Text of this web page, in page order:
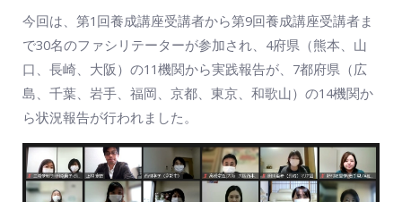
今回は、第1回養成講座受講者から第9回養成講座受講者ま
で30名のファシリテーターが参加され、4府県（熊本、山
口、長崎、大阪）の11機関から実践報告が、7都府県（広
島、千葉、岩手、福岡、京都、東京、和歌山）の14機関か
ら状況報告が行われました。